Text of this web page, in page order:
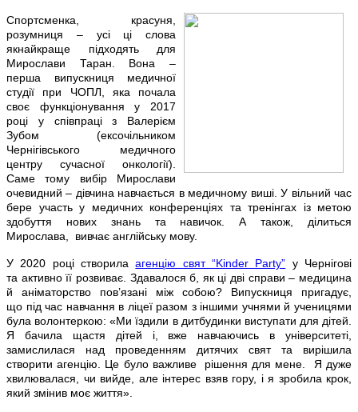
Спортсменка, красуня,
розумниця – усі ці слова
якнайкраще підходять для
Мирослави Таран. Вона –
перша випускниця медичної
студії при ЧОПЛ, яка почала
своє функціонування у 2017
році у співпраці з Валерієм
Зубом (ексочільником
Чернігівського медичного
центру сучасної онкології).
Саме тому вибір Мирослави
очевидний – дівчина навчається в медичному виші. У вільний час
бере участь у медичних конференціях та тренінгах із метою
здобуття нових знань та навичок. А також, ділиться
Мирослава, вивчає англійську мову.
У 2020 році створилаагенцію свят “Kinder Party” у Чернігові
та активно її розвиває. Здавалося б, як ці дві справи – медицина
й аніматорство пов’язані між собою? Випускниця пригадує,
що під час навчання в ліцеї разом з іншими учнями й ученицями
була волонтеркою: «Ми їздили в дитбудинки виступати для дітей.
Я бачила щастя дітей і, вже навчаючись в університеті,
замислилася над проведенням дитячих свят та вирішила
створити агенцію. Це було важливе рішення для мене. Я дуже
хвилювалася, чи вийде, але інтерес взяв гору, і я зробила крок,
який змінив моє життя».